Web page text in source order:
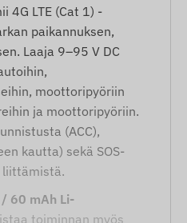
4G LTE (Cat 1) -
paikannuksen,
Laaja 9–95 V DC
moottoripyöriin
ja moottoripyöriin.
(ACC),
kautta) sekä SOS-
liittämistä.
60 mAh Li-
toiminnan myös